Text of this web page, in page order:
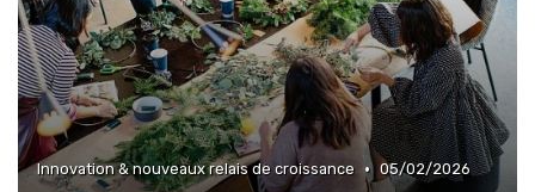
Innovation & nouveaux relais de croissance • 05/02/2026